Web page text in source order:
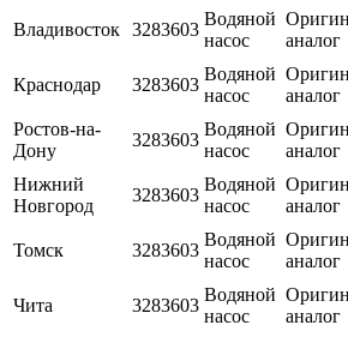
Владивосток 3283603
Водяной
насос
аналог
Краснодар 3283603
Водяной
насос
аналог
Ростов-на-
Дону
3283603
Водяной
насос
аналог
Нижний
Новгород
3283603
Водяной
насос
аналог
Томск 3283603
Водяной
насос
аналог
Чита 3283603
Водяной
насос
аналог